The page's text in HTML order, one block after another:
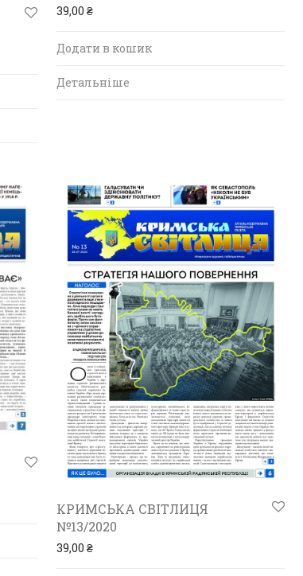
39,00 ₴
Додати в кошик
Детальніше
КРИМСЬКА СВІТЛИЦЯ
№13/2020
39,00 ₴